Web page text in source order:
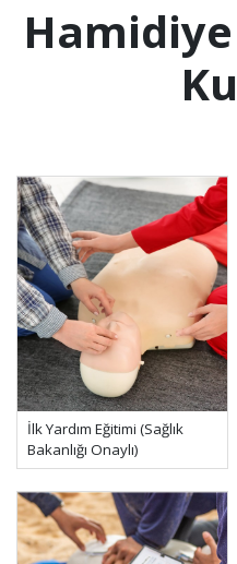
İlk Yardım Eğitimi (Sağlık
Bakanlığı Onaylı)